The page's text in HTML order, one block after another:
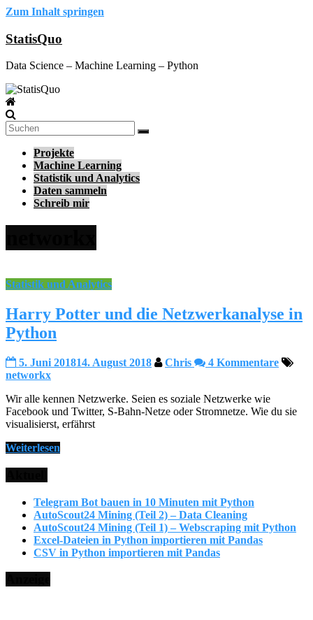
Zum Inhalt springen
StatisQuo
Data Science – Machine Learning – Python
Projekte
Machine Learning
Statistik und Analytics
Daten sammeln
Schreib mir
Statistik und Analytics
Harry Potter und die Netzwerkanalyse in
Python
5. Juni 201814. August 2018 Chris
4 Kommentare
networkx
Wir alle kennen Netzwerke. Seien es soziale Netzwerke wie
Facebook und Twitter, S-Bahn-Netze oder Stromnetze. Wie du sie
visualisierst, erfährst
Weiterlesen
Telegram Bot bauen in 10 Minuten mit Python
AutoScout24 Mining (Teil 2) – Data Cleaning
AutoScout24 Mining (Teil 1) – Webscraping mit Python
Excel-Dateien in Python importieren mit Pandas
CSV in Python importieren mit Pandas